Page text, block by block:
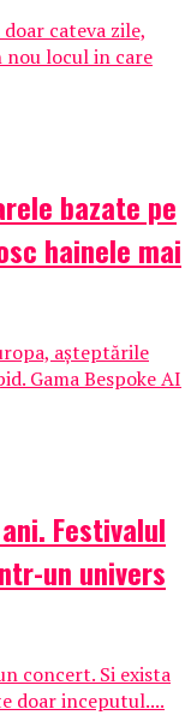
cateva zile,
nou locul in care
bazate pe
hainele mai
așteptările
Gama Bespoke AI
ani. Festivalul
un univers
concert. Si exista
doar inceputul....